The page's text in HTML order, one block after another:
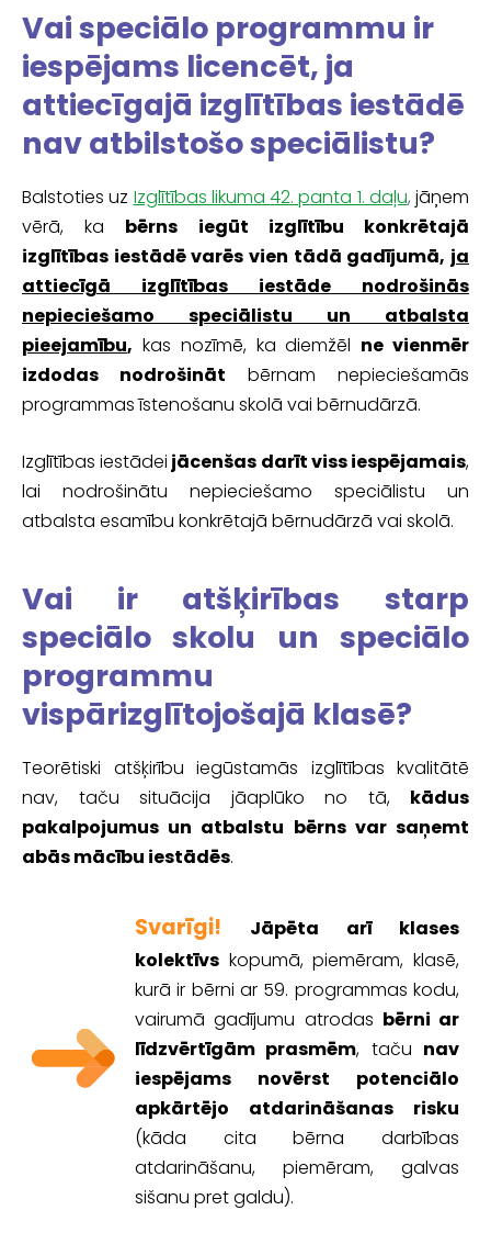
Vai speciālo programmu ir
iespējams licencēt, ja
attiecīgajā izglītības iestādē
nav atbilstošo speciālistu?
Balstoties uz Izglītības likuma 42. panta 1. daļu, jāņem
vērā, ka bērns iegūt izglītību konkrētajā
izglītības iestādē varēs vien tādā gadījumā, ja
attiecīgā izglītības iestāde nodrošinās
nepieciešamo speciālistu un atbalsta
pieejamību, kas nozīmē, ka diemžēl ne vienmēr
izdodas nodrošināt bērnam nepieciešamās
programmas īstenošanu skolā vai bērnudārzā.
Izglītības iestādei jācenšas darīt viss iespējamais,
lai nodrošinātu nepieciešamo speciālistu un
atbalsta esamību konkrētajā bērnudārzā vai skolā.
Vai ir atšķirības starp
speciālo skolu un speciālo
programmu
vispārizglītojošajā klasē?
Teorētiski atšķirību iegūstamās izglītības kvalitātē
nav, taču situācija jāaplūko no tā, kādus
pakalpojumus un atbalstu bērns var saņemt
abās mācību iestādēs.
Svarīgi!
Jāpēta arī klases
kolektīvskopumā, piemēram, klasē,
kurā ir bērni ar 59. programmas kodu,
vairumā gadījumu atrodas bērni ar
līdzvērtīgām prasmēm, taču nav
iespējams novērst potenciālo
apkārtējo atdarināšanas risku
(kāda cita bērna darbības
atdarināšanu, piemēram, galvas
sišanu pret galdu).